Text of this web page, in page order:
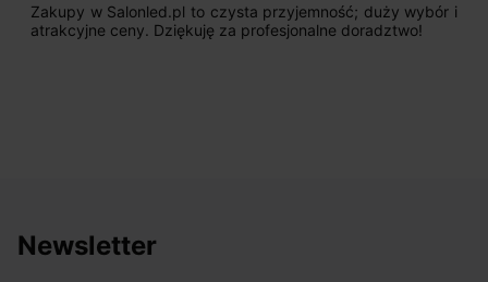
Zakupy w Salonled.pl to czysta przyjemność; duży wybór i
atrakcyjne ceny. Dziękuję za profesjonalne doradztwo!
Newsletter